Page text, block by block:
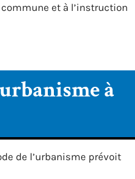
et à l’instruction
à
de l’urbanisme prévoit